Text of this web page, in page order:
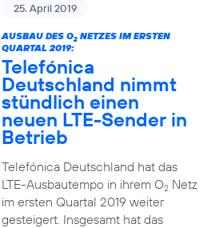
25. April 2019
AUSBAU DES O2NETZES IM ERSTEN
QUARTAL 2019:
Telefónica
Deutschland nimmt
stündlich einen
neuen LTE-Sender in
Betrieb
Telefónica Deutschland hat das
LTE-Ausbautempo in ihrem O2Netz
im ersten Quartal 2019 weiter
gesteigert. Insgesamt hat das